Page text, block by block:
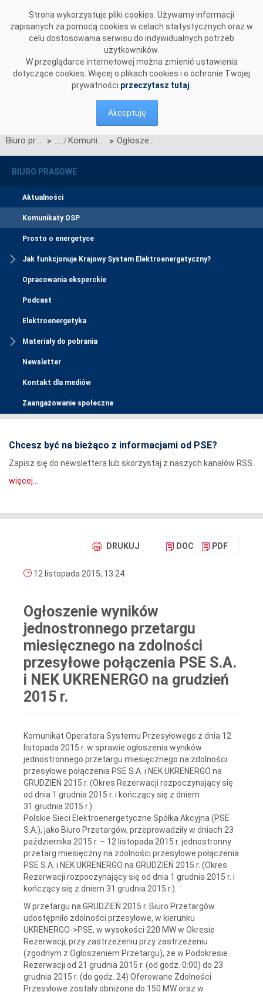
Strona wykorzystuje pliki cookies. Używamy informacji
zapisanych za pomocą cookies w celach statystycznych oraz w
celu dostosowania serwisu do indywidualnych potrzeb
użytkowników.
W przeglądarce internetowej można zmienić ustawienia
dotyczące cookies. Więcej o plikach cookies i o ochronie Twojej
prywatności przeczytasz tutaj
Akceptuję
Biuro prasowe > Komunikaty OSP > Ogłoszenie wyników jednostronnego przetargu miesięcznego na zdolności przesyłowe połączenia PSE S.A. i NEK UKRENERGO na grudzień 2015 r.
BIURO PRASOWE
Aktualności
Komunikaty OSP
Prosto o energetyce
Jak funkcjonuje Krajowy System Elektroenergetyczny?
Opracowania eksperckie
Podcast
Elektroenergetyka
Materiały do pobrania
Newsletter
Kontakt dla mediów
Zaangażowanie społeczne
Chcesz być na bieżąco z informacjami od PSE?
Zapisz się do newslettera lub skorzystaj z naszych kanałów RSS.
więcej...
DRUKUJ DOC PDF
12 listopada 2015, 13:24
Ogłoszenie wyników
jednostronnego przetargu
miesięcznego na zdolności
przesyłowe połączenia PSE S.A.
i NEK UKRENERGO na grudzień
2015 r.
Komunikat Operatora Systemu Przesyłowego z dnia 12
listopada 2015 r. w sprawie ogłoszenia wyników
jednostronnego przetargu miesięcznego na zdolności
przesyłowe połączenia PSE S.A. i NEK UKRENERGO na
GRUDZIEŃ 2015 r. (Okres Rezerwacji rozpoczynający się
od dnia 1 grudnia 2015 r. i kończący się z dniem
31 grudnia 2015 r.)
Polskie Sieci Elektroenergetyczne Spółka Akcyjna (PSE
S.A.), jako Biuro Przetargów, przeprowadziły w dniach 23
października 2015 r. – 12 listopada 2015 r. jednostronny
przetarg miesięczny na zdolności przesyłowe połączenia
PSE S.A. i NEK UKRENERGO na GRUDZIEŃ 2015 r. (Okres
Rezerwacji rozpoczynający się od dnia 1 grudnia 2015 r. i
kończący się z dniem 31 grudnia 2015 r.).
W przetargu na GRUDZIEŃ 2015 r. Biuro Przetargów
udostępniło zdolności przesyłowe, w kierunku
UKRENERGO->PSE, w wysokości 220 MW w Okresie
Rezerwacji, przy zastrzeżeniu przy zastrzeżeniu
(zgodnym z Ogłoszeniem Przetargu), że w Podokresie
Rezerwacji od 21 grudnia 2015 r. (od godz. 0:00) do 23
grudnia 2015 r. (do godz. 24) Oferowane Zdolności
Przesyłowe zostały obniżone do 150 MW oraz w